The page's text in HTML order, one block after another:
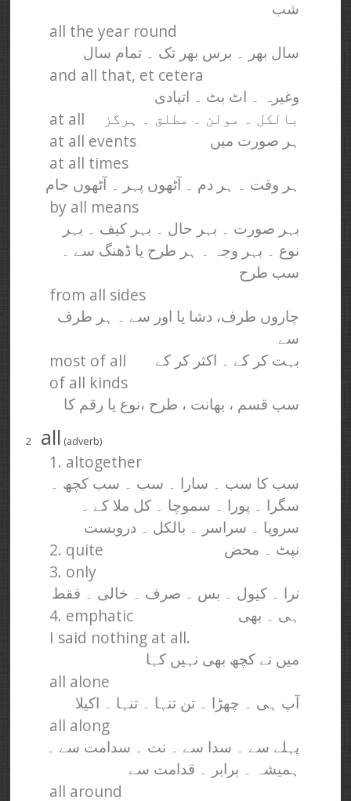
شب
all the year round
سال بھر ۔ برس بھر تک ۔ تمام سال
and all that, et cetera
وغیرہ ۔ اٹ بٹ ۔ اتیادی
at all بالکل ۔ مولن ۔ مطلق ۔ ہرگز
at all events ہر صورت میں
at all times
ہر وقت ۔ ہر دم ۔ آٹھوں پہر ۔ آٹھوں جام
by all means
بہر صورت ۔ بہر حال ۔ بہر کیف ۔ بہر
نوع ۔ بہر وجہ ۔ ہر طرح یا ڈھنگ سے ۔
سب طرح
from all sides
چاروں طرف، دشا یا اور سے ۔ ہر طرف
سے
most of all بہت کر کے ۔ اکثر کر کے
of all kinds
سب قسم ، بھانت ، طرح ،‌نوع یا رقم کا
2 all (adverb)
1. altogether
سب کا سب ۔ سارا ۔ سب ۔ سب کچھ ۔
سگرا ۔ پورا ۔ سموچا ۔ کل ملا کے ۔
سروپا ۔ سراسر ۔ بالکل ۔ دروبست
2. quite نپٹ ۔ محض
3. only
نرا ۔ کیول ۔ بس ۔ صرف ۔ خالی ۔ فقط
4. emphatic ہی ۔ بھی
I said nothing at all.
میں نے کچھ بھی نہیں کہا
all alone
آپ ہی ۔ چھڑا ۔ تن تنہا ۔ تنہا ۔ اکیلا
all along
پہلے سے ۔ سدا سے ۔ نت ۔ سدامت سے ۔
ہمیشہ ۔ برابر ۔ قدامت سے
all around